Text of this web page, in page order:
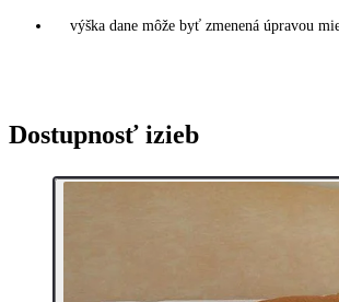
výška dane môže byť zmenená úpravou
Dostupnosť izieb